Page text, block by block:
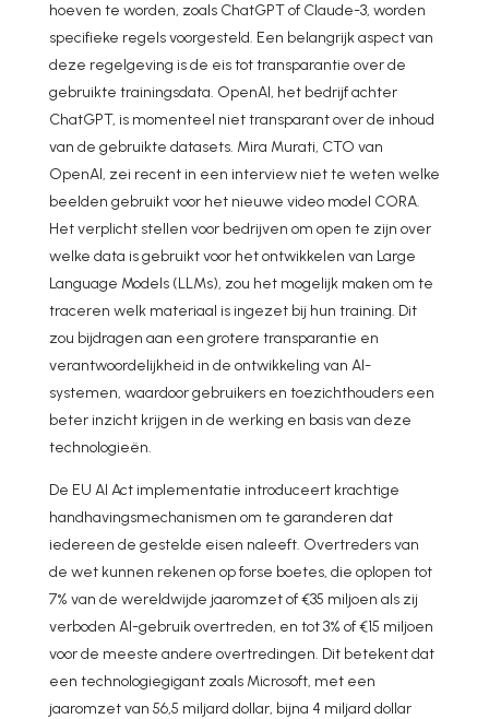
hoeven te worden, zoals ChatGPT of Claude-3, worden
specifieke regels voorgesteld. Een belangrijk aspect van
deze regelgeving is de eis tot transparantie over de
gebruikte trainingsdata. OpenAI, het bedrijf achter
ChatGPT, is momenteel niet transparant over de inhoud
van de gebruikte datasets. Mira Murati, CTO van
OpenAI, zei recent in een interview niet te weten welke
beelden gebruikt voor het nieuwe video model CORA.
Het verplicht stellen voor bedrijven om open te zijn over
welke data is gebruikt voor het ontwikkelen van Large
Language Models (LLMs), zou het mogelijk maken om te
traceren welk materiaal is ingezet bij hun training. Dit
zou bijdragen aan een grotere transparantie en
verantwoordelijkheid in de ontwikkeling van AI-
systemen, waardoor gebruikers en toezichthouders een
beter inzicht krijgen in de werking en basis van deze
technologieën.
De EU AI Act implementatie introduceert krachtige
handhavingsmechanismen om te garanderen dat
iedereen de gestelde eisen naleeft. Overtreders van
de wet kunnen rekenen op forse boetes, die oplopen tot
7% van de wereldwijde jaaromzet of €35 miljoen als zij
verboden AI-gebruik overtreden, en tot 3% of €15 miljoen
voor de meeste andere overtredingen. Dit betekent dat
een technologiegigant zoals Microsoft, met een
jaaromzet van 56,5 miljard dollar, bijna 4 miljard dollar